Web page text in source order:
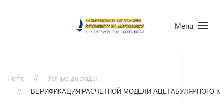
Menu
Home
Устные доклады
ВЕРИФИКАЦИЯ РАСЧЕТНОЙ МОДЕЛИ АЦЕТАБУЛЯРНОГО